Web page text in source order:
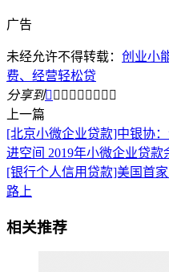
广告
未经允许不得转载： 创业小
费、经营轻松贷
分享到        
上一篇
[北京小微企业贷款]中银协
进空间 2019年小微企业贷款
[银行个人信用贷款]美国首
路上
相关推荐